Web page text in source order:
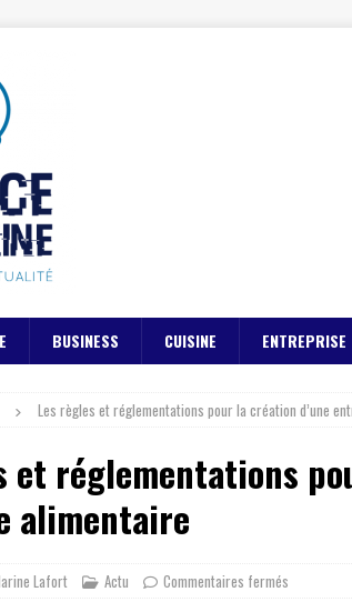
BUSINESS CUISINE ENTREPRISE
Les règles et réglementations pour la création d’une
et réglementations
alimentaire
Lafort Actu Commentaires fermés